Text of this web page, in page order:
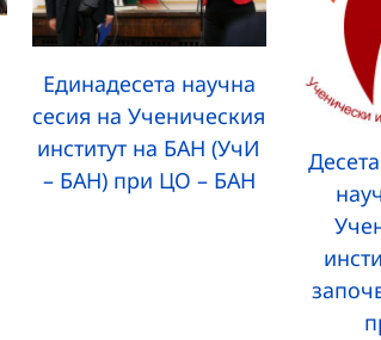
Единадесета научна
сесия на Ученическия
институт на БАН (УчИ
– БАН) при ЦО – БАН